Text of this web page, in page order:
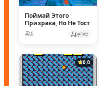
Поймай Этого
Призрака, Но Не Тост
0 Другие
0.0